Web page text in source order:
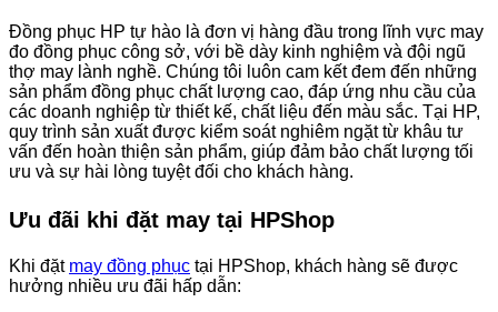
Đồng phục HP tự hào là đơn vị hàng đầu trong lĩnh vực may
đo đồng phục công sở, với bề dày kinh nghiệm và đội ngũ
thợ may lành nghề. Chúng tôi luôn cam kết đem đến những
sản phẩm đồng phục chất lượng cao, đáp ứng nhu cầu của
các doanh nghiệp từ thiết kế, chất liệu đến màu sắc. Tại HP,
quy trình sản xuất được kiểm soát nghiêm ngặt từ khâu tư
vấn đến hoàn thiện sản phẩm, giúp đảm bảo chất lượng tối
ưu và sự hài lòng tuyệt đối cho khách hàng.
Ưu đãi khi đặt may tại HPShop
Khi đặt may đồng phục tại HPShop, khách hàng sẽ được
hưởng nhiều ưu đãi hấp dẫn: